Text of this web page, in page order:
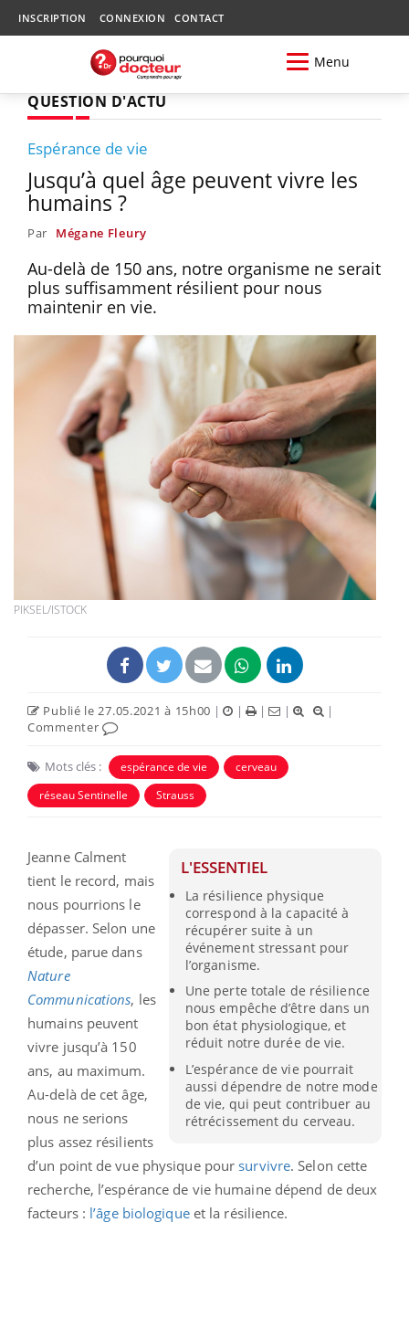
INSCRIPTION CONNEXION CONTACT
Menu
QUESTION D'ACTU
Espérance de vie
Jusqu’à quel âge peuvent vivre les
humains ?
Par Mégane Fleury
Au-delà de 150 ans, notre organisme ne serait
plus suffisamment résilient pour nous
maintenir en vie.
PIKSEL/ISTOCK
Publié le 27.05.2021 à 15h00 | | | |
|
Commenter
Mots clés : espérance de vie
cerveau
réseau Sentinelle
Strauss
L'ESSENTIEL
La résilience physique
correspond à la capacité à
récupérer suite à un
événement stressant pour
l’organisme.
Une perte totale de résilience
nous empêche d’être dans un
bon état physiologique, et
réduit notre durée de vie.
L’espérance de vie pourrait
aussi dépendre de notre mode
de vie, qui peut contribuer au
rétrécissement du cerveau.
Jeanne Calment
tient le record, mais
nous pourrions le
dépasser. Selon une
étude, parue dans
Nature
Communications, les
humains peuvent
vivre jusqu’à 150
ans, au maximum.
Au-delà de cet âge,
nous ne serions
plus assez résilients
d’un point de vue physique poursurvivre. Selon cette
recherche, l’espérance de vie humaine dépend de deux
facteurs : l’âge biologiqueet la résilience.